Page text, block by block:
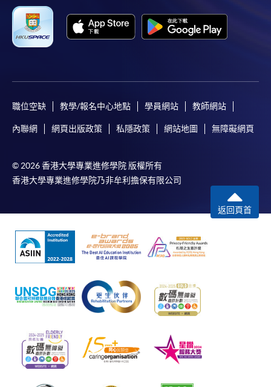
職位空缺 教學/報名中心地點 學員網站 教師網站
內聯網 網頁出版政策 私隱政策 網站地圖 無障礙網頁
© 2026 香港大學專業進修學院 版權所有
香港大學專業進修學院乃非牟利擔保有限公司
返回頁首